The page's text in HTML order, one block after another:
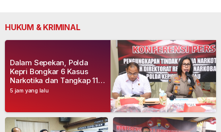
HUKUM & KRIMINAL
5 jam yang lalu
Dalam Sepekan, Polda
Kepri Bongkar 6 Kasus
Narkotika dan Tangkap 11
Tersangka